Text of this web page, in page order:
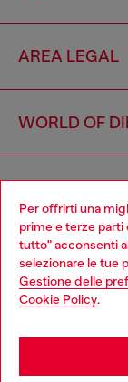
Per offrirti una
prime e terze
tutto" acconsenti
selezionare le tue
Gestione delle
Cookie Policy.
AREA LEGAL
WORLD OF
Choose your
You are currently
be based in United